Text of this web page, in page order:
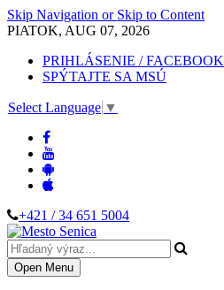
Skip Navigation or Skip to Content
PIATOK, AUG 07, 2026
PRIHLÁSENIE / FACEBOOK
SPÝTAJTE SA MSÚ
Select Language ▼
+421 / 34 651 5004
Open Menu